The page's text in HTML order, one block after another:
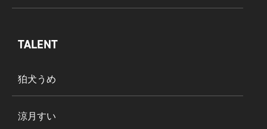
TALENT
狛犬うめ
涼月すい